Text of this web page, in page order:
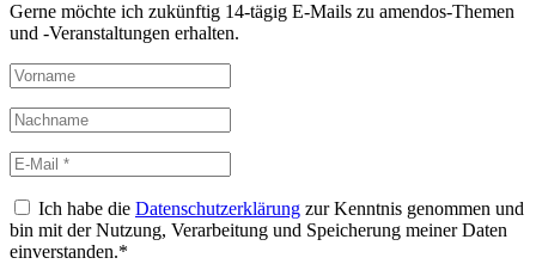
Gerne möchte ich zukünftig 14-tägig E-Mails zu amendos-Themen
und -Veranstaltungen erhalten.
Ich habe die Datenschutzerklärung zur Kenntnis genommen und
bin mit der Nutzung, Verarbeitung und Speicherung meiner Daten
einverstanden.*